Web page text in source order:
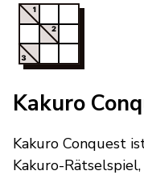
Kakuro
Kakuro Conquest
Kakuro-